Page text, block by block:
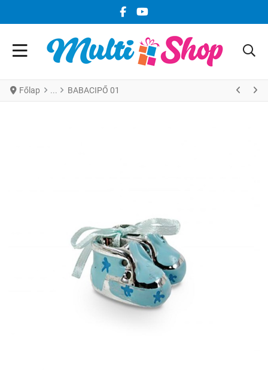
FACEBOOK KÖZÖSSÉGI LINK
YOUTUBE KÖZÖSSÉGI LINK
Főlap BABACIPŐ 01